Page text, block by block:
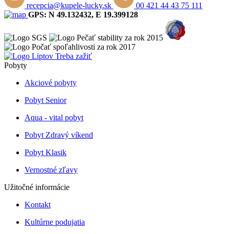
recepcia@kupele-lucky.sk
00 421 44 43 75 111
GPS: N 49.132432, E 19.399128
Pobyty
Akciové pobyty
Pobyt Senior
Aqua - vital pobyt
Pobyt Zdravý víkend
Pobyt Klasik
Vernostné zľavy
Užitočné informácie
Kontakt
Kultúrne podujatia